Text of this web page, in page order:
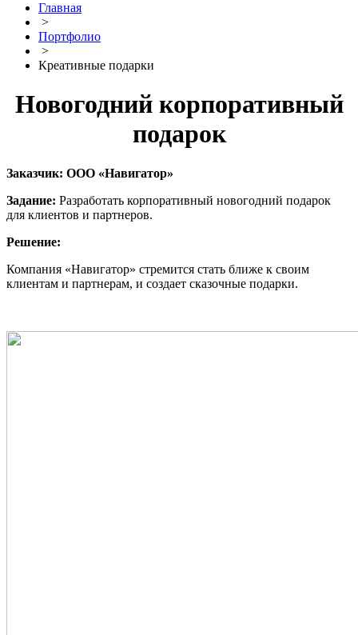
Главная
>
Портфолио
>
Креативные подарки
Новогодний корпоративный
подарок
Заказчик: ООО «Навигатор»
Задание: Разработать корпоративный новогодний подарок
для клиентов и партнеров.
Решение:
Компания «Навигатор» стремится стать ближе к своим
клиентам и партнерам, и создает сказочные подарки.